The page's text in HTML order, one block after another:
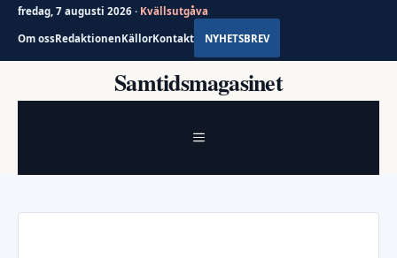
fredag, 7 augusti 2026 · Kvällsutgåva
Om ossRedaktionenKällorKontakt NYHETSBREV
Samtidsmagasinet
MENY